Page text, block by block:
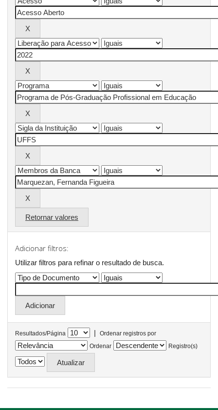
Retornar valores
Adicionar filtros:
Utilizar filtros para refinar o resultado de busca.
Resultados/Página |
Ordenar registros por
Ordenar
Registro(s)